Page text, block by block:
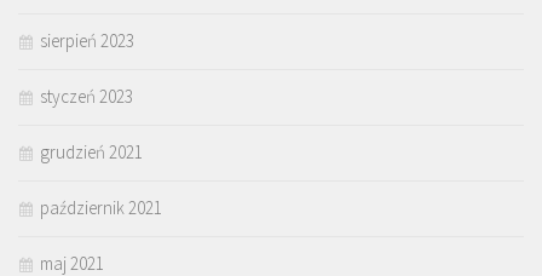
sierpień 2023
styczeń 2023
grudzień 2021
październik 2021
maj 2021